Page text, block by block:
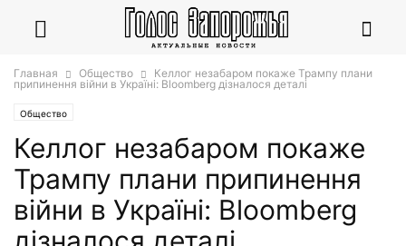
Главная Общество
Келлог незабаром покаже Трампу плани
припинення війни в Україні: Bloomberg дізналося деталі
Общество
Келлог незабаром покаже
Трампу плани припинення
війни в Україні: Bloomberg